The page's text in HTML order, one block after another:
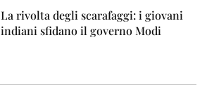
La rivolta degli scarafaggi: i giovani
indiani sfidano il governo Modi